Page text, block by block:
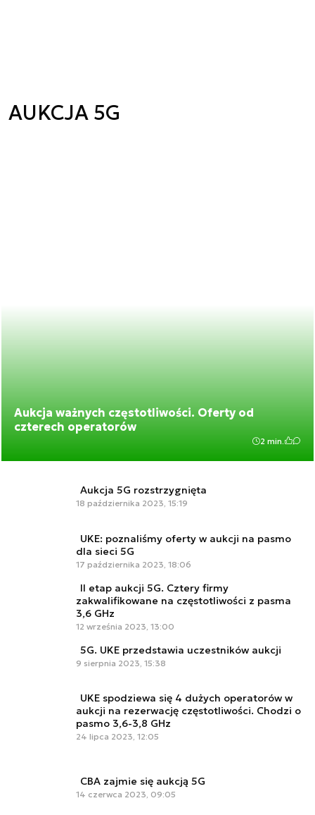
AUKCJA 5G
Aukcja ważnych częstotliwości. Oferty od
czterech operatorów
2 min.
Aukcja 5G rozstrzygnięta
18 października 2023, 15:19
UKE: poznaliśmy oferty w aukcji na pasmo
dla sieci 5G
17 października 2023, 18:06
II etap aukcji 5G. Cztery firmy
zakwalifikowane na częstotliwości z pasma
3,6 GHz
12 września 2023, 13:00
5G. UKE przedstawia uczestników aukcji
9 sierpnia 2023, 15:38
UKE spodziewa się 4 dużych operatorów w
aukcji na rezerwację częstotliwości. Chodzi o
pasmo 3,6-3,8 GHz
24 lipca 2023, 12:05
CBA zajmie się aukcją 5G
14 czerwca 2023, 09:05